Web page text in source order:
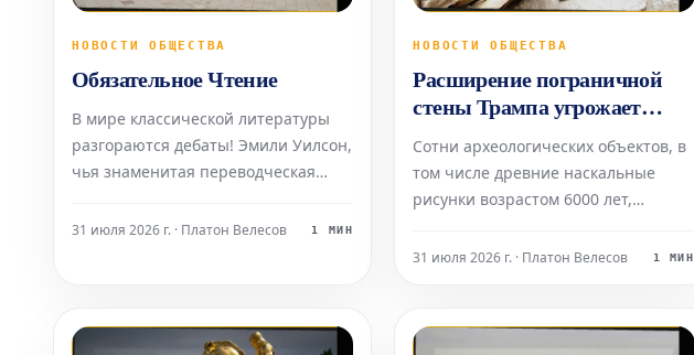
НОВОСТИ ОБЩЕСТВА
Обязательное Чтение
В мире классической литературы
разгораются дебаты! Эмили Уилсон,
чья знаменитая переводческая
вызов традиционным западным и
Кристофера Нолана,
31 июля 2026 г. · Платон Велесов 1 МИН
НОВОСТИ ОБЩЕСТВА
Расширение пограничной
стены Трампа угрожает
наскальным рисункам
возрастом 6000 лет
Сотни археологических объектов, в
том числе древние наскальные
рисунки возрастом 6000 лет,
уничтожения. Это происходит из-за
границе США в регионе Биг-Бенд,
31 июля 2026 г. · Платон Велесов 1 МИН